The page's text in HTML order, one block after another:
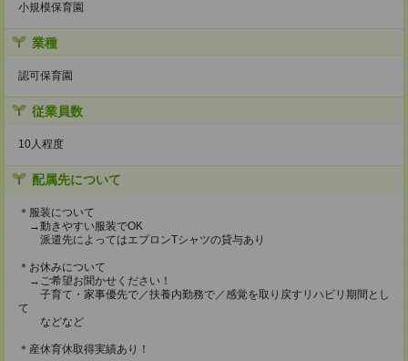
小規模保育園
業種
認可保育園
従業員数
10人程度
配属先について
＊服装について
→動きやすい服装でOK
派遣先によってはエプロンTシャツの貸与あり
＊お休みについて
→ご希望お聞かせください！
子育て・家事優先で／扶養内勤務で／感覚を取り戻すリハビリ期間とし
て
などなど
＊産休育休取得実績あり！